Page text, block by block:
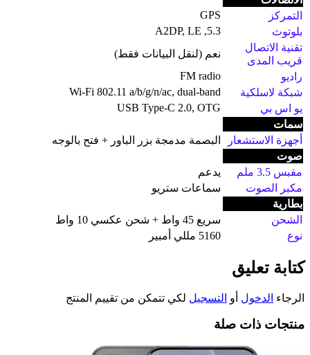
التمركز
GPS
بلوتوث
5.3, A2DP, LE
تقنية الاتصال
قريب المدى
نعم (لنقل البيانات فقط)
راديو
FM radio
شبكة لاسلكية
Wi-Fi 802.11 a/b/g/n/ac, dual-band
يو اس بي
USB Type-C 2.0, OTG
سمات
أجهزة الاستشعار
البصمة مدمجة بزر الباور + فتح بالوجه
صوت
مقبس 3.5 ملم
يدعم
مكبر الصوت
سماعات ستريو
بطارية
الشحن
سريع 45 واط + شحن عكسي 10 واط
نوع
5160 مللي أمبير
كتابة تعليق
الرجاء الدخول أو التسجيل لكي تتمكن من تقييم المنتج
منتجات ذات صلة